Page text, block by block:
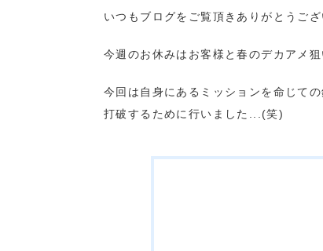
いつもブログをご覧頂きありがとうご
今週のお休みはお客様と春のデカアメ
今回は自身にあるミッションを命じて
打破するために行いました...(笑)